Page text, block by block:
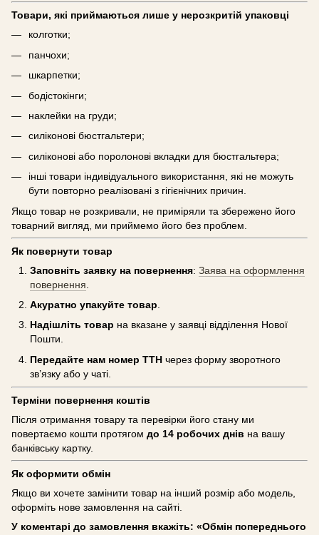
Товари, які приймаються лише у нерозкритій упаковці
колготки;
панчохи;
шкарпетки;
бодістокінги;
наклейки на груди;
силіконові бюстгальтери;
силіконові або поролонові вкладки для бюстгальтера;
інші товари індивідуального використання, які не можуть
бути повторно реалізовані з гігієнічних причин.
Якщо товар не розкривали, не приміряли та збережено його
товарний вигляд, ми приймемо його без проблем.
Як повернути товар
Заповніть заявку на повернення: Заява на оформлення
повернення
Акуратно упакуйте товар
Надішліть товар на вказане у заявці відділення Нової
Пошти.
Передайте нам номер ТТН через форму зворотного
зв’язку або у чаті.
Терміни повернення коштів
Після отримання товару та перевірки його стану ми
повертаємо кошти протягом до 14 робочих днів на вашу
банківську картку.
Як оформити обмін
Якщо ви хочете замінити товар на інший розмір або модель,
оформіть нове замовлення на сайті.
У коментарі до замовлення вкажіть: «Обмін попереднього